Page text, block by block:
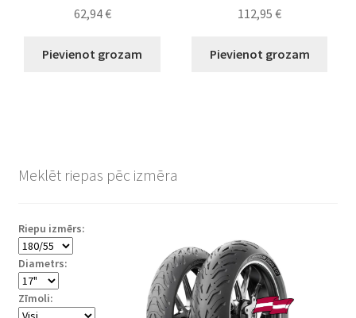
62,94€
Pievienot grozam
112,95€
Pievienot grozam
Meklēt riepas pēc izmēra
Riepu izmērs:
Diametrs:
Zīmoli: